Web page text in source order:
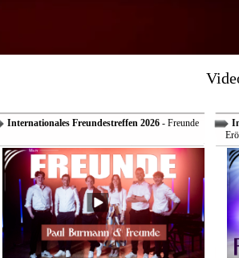
Internationales Freundestreffen 2026- Freunde